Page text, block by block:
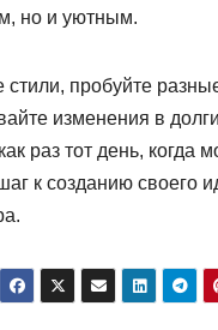
но и уютным.
стили, пробуйте
изменения в
раз тот день, когда
к созданию своего